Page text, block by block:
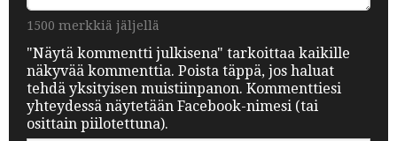
1500 merkkiä jäljellä
"Näytä kommentti julkisena" tarkoittaa kaikille
näkyvää kommenttia. Poista täppä, jos haluat
tehdä yksityisen muistiinpanon. Kommenttiesi
yhteydessä näytetään Facebook-nimesi (tai
osittain piilotettuna).